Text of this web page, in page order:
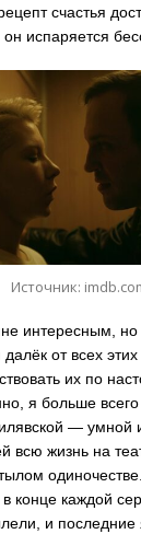
счастья
испаряется
Источник:
интересным, но
от всех этих
их по
я больше
— умной
всю жизнь на
конце каждой
и последние